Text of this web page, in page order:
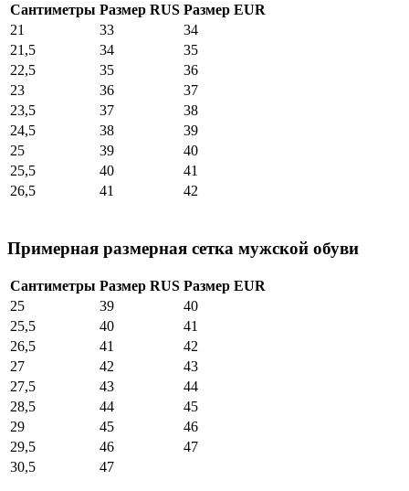
Сантиметры Размер RUS Размер EUR
21
33
34
21,5
34
35
22,5
35
36
23
36
37
23,5
37
38
24,5
38
39
25
39
40
25,5
40
41
26,5
41 42
Примерная размерная сетка мужской обуви
Сантиметры Размер RUS Размер EUR
25
39
40
25,5
40
41
26,5
41
42
27
42
43
27,5
43
44
28,5
44
45
29
45
46
29,5
46
47
30,5
47